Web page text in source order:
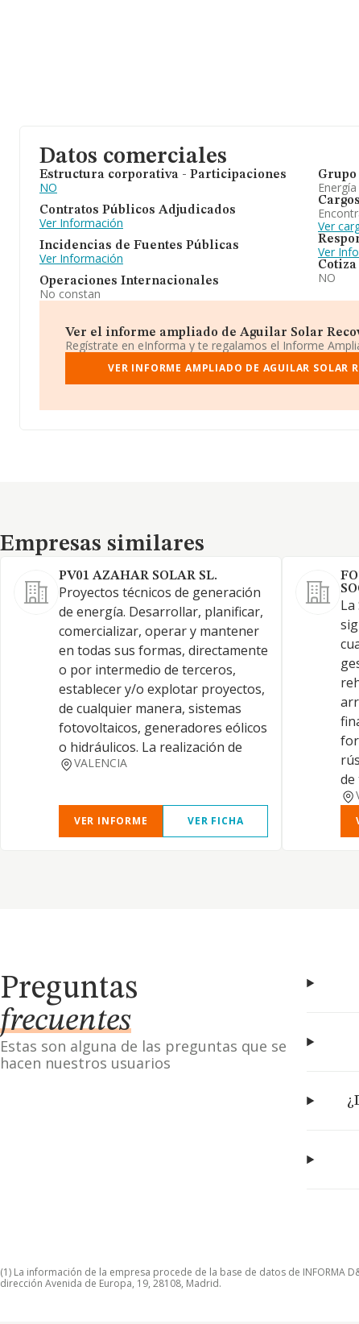
Datos comerciales
Estructura corporativa - Participaciones
NO
Contratos Públicos Adjudicados
Ver Información
Incidencias de Fuentes Públicas
Ver Información
Operaciones Internacionales
No constan
Grupo
Energía
Cargos
Ver
Ver
NO
Ver el informe ampliado de Aguilar Solar
Regístrate en eInforma y te regalamos el Informe
VER INFORME AMPLIADO DE AGUILAR SOLAR
Empresas similares
Empresas similares
PV01 AZAHAR SOLAR SL.
Proyectos técnicos de generación
de energía. Desarrollar, planificar,
comercializar, operar y mantener
en todas sus formas, directamente
o por intermedio de terceros,
establecer y/o explotar proyectos,
de cualquier manera, sistemas
fotovoltaicos, generadores eólicos
o hidráulicos. La realización de
VALENCIA
VER INFORME VER FICHA
Preguntas
frecuentes
Estas son alguna de las preguntas que se
hacen nuestros usuarios
(1) La información de la empresa procede de la base de datos de INFORMA
dirección Avenida de Europa, 19, 28108, Madrid.